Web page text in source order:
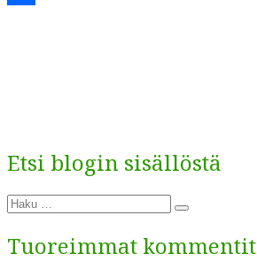
Etsi blogin sisällöstä
Etsi:
Haku
Tuoreimmat kommentit